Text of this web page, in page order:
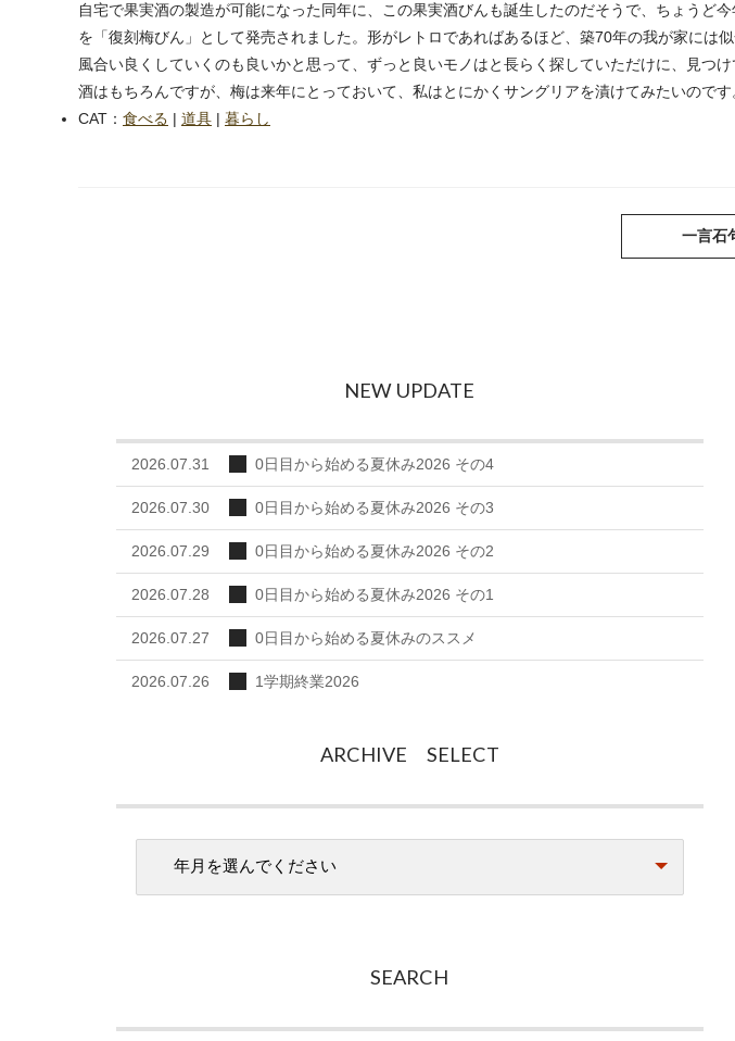
自宅で果実酒の製造が可能になった同年に、この果実酒びんも誕生したのだそうで、ちょう
を「復刻梅びん」として発売されました。形がレトロであればあるほど、築70年の我が家に
風合い良くしていくのも良いかと思って、ずっと良いモノはと長らく探していただけに、見
酒はもちろんですが、梅は来年にとっておいて、私はとにかくサングリアを漬けてみたいのです
CAT： 食べる | 道具 | 暮らし
一言石
NEW UPDATE
2026.07.31 0日目から始める夏休み2026 その4
2026.07.30 0日目から始める夏休み2026 その3
2026.07.29 0日目から始める夏休み2026 その2
2026.07.28 0日目から始める夏休み2026 その1
2026.07.27 0日目から始める夏休みのススメ
2026.07.26 1学期終業2026
ARCHIVE SELECT
SEARCH